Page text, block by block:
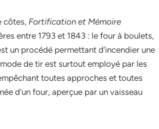
côtes, Fortification et Mémoire
entre 1793 et 1843 : le four à boulets,
un procédé permettant d’incendier une
de tir est surtout employé par les
toutes approches et toutes
d’un four, aperçue par un vaisseau